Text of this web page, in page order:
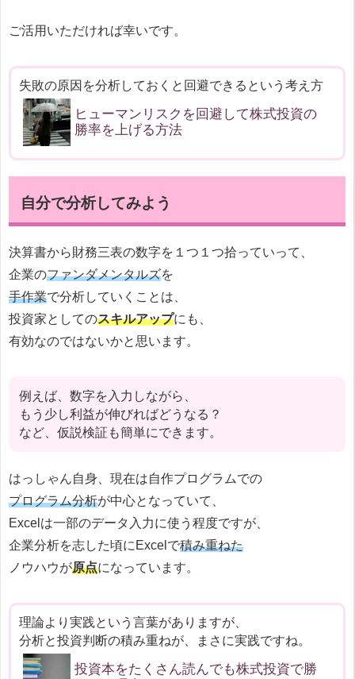
ご活用いただければ幸いです。
失敗の原因を分析しておくと回避できるという考え方
ヒューマンリスクを回避して株式投資の
勝率を上げる方法
自分で分析してみよう
決算書から財務三表の数字を１つ１つ拾っていって、
企業のファンダメンタルズを
手作業で分析していくことは、
投資家としてのスキルアップにも、
有効なのではないかと思います。
例えば、数字を入力しながら、
もう少し利益が伸びればどうなる？
など、仮説検証も簡単にできます。
はっしゃん自身、現在は自作プログラムでの
プログラム分析が中心となっていて、
Excelは一部のデータ入力に使う程度ですが、
企業分析を志した頃にExcelで積み重ねた
ノウハウが原点になっています。
理論より実践という言葉がありますが、
分析と投資判断の積み重ねが、まさに実践ですね。
投資本をたくさん読んでも株式投資で勝